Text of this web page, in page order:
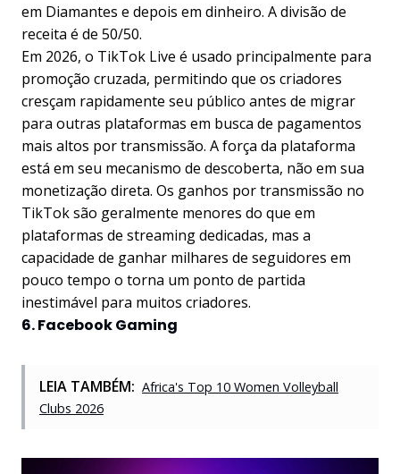
em Diamantes e depois em dinheiro. A divisão de
receita é de 50/50.
Em 2026, o TikTok Live é usado principalmente para
promoção cruzada, permitindo que os criadores
cresçam rapidamente seu público antes de migrar
para outras plataformas em busca de pagamentos
mais altos por transmissão. A força da plataforma
está em seu mecanismo de descoberta, não em sua
monetização direta. Os ganhos por transmissão no
TikTok são geralmente menores do que em
plataformas de streaming dedicadas, mas a
capacidade de ganhar milhares de seguidores em
pouco tempo o torna um ponto de partida
inestimável para muitos criadores.
6. Facebook Gaming
LEIA TAMBÉM: Africa's Top 10 Women Volleyball
Clubs 2026